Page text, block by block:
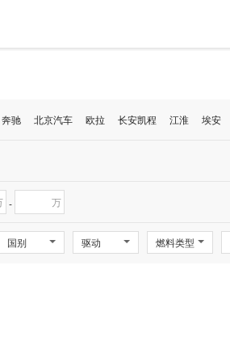
奔驰 北京汽车 欧拉 长安凯程 江淮 埃安
- 万
国别 驱动 燃料类型